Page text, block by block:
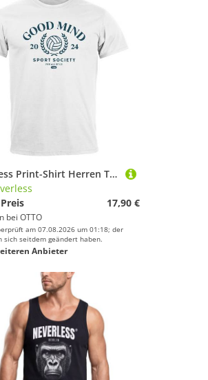
Neverless Print-Shirt Herren T-Shirt Sport Volleyball Grafik Good Mind Sport Society mit Print
17,90 €
bei OTTO
am 07.08.2026 um 01:18; der
sich seitdem geändert haben.
Anbieter